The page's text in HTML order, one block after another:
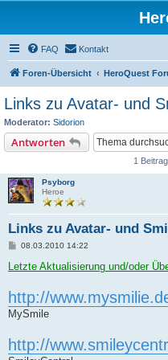
FAQ Kontakt
Foren-Übersicht HeroQuest
Links zu Avatar- und
Moderator: Sidorion
Antworten
1
Psyborg
Heroe
Links zu Avatar- und
B
i
t
a
g
08.03.2010 14:22
Letzte Aktualisierung und/oder
http://
MySmile
http://